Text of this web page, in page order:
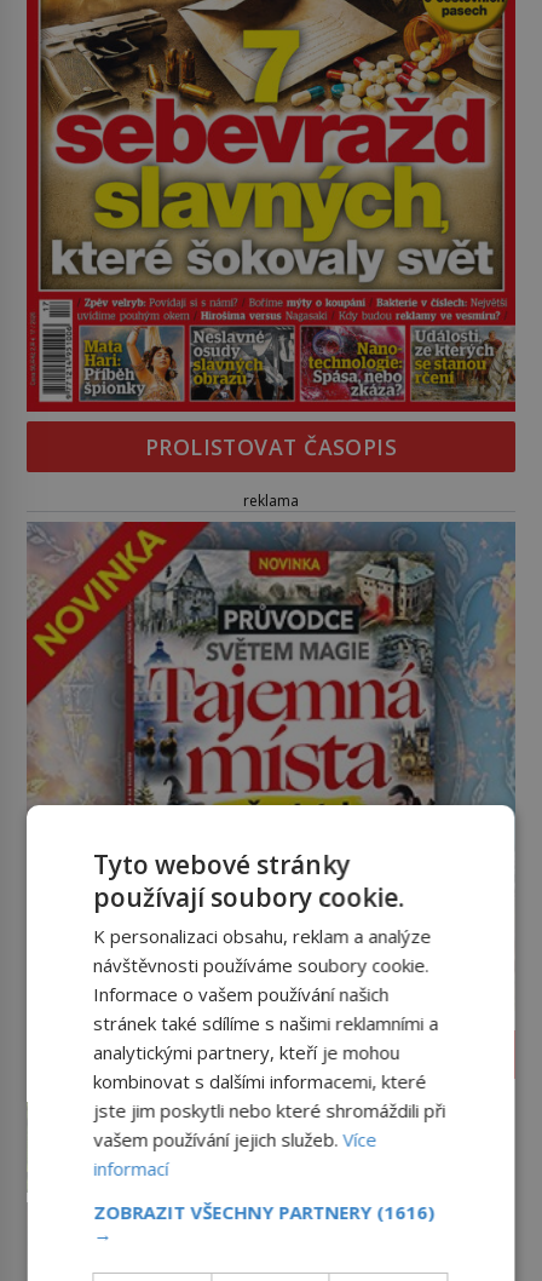
PROLISTOVAT ČASOPIS
reklama
ZAJÍMAVOSTI
Kde se vzala okurková sezóna?
Prostě období, kdy se téměř nic
neděje. Divadla nehrají, v
jsou na dovolené a média tak
nemají o čem mluvit a psát. A
Mrkev není jen oranžová. Její
fialovou barvou
Když dnes vytáhneme ze země
Tyto webové stránky
používají soubory cookie.
K personalizaci obsahu, reklam a analýze
návštěvnosti používáme soubory cookie.
Informace o vašem používání našich
stránek také sdílíme s našimi reklamními a
analytickými partnery, kteří je mohou
kombinovat s dalšími informacemi, které
jste jim poskytli nebo které shromáždili při
vašem používání jejich služeb.Více
informací
ZOBRAZIT VŠECHNY PARTNERY (1616)
→